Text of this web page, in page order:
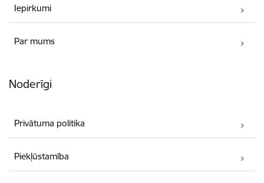
Iepirkumi
Par mums
Noderīgi
Privātuma politika
Piekļūstamība